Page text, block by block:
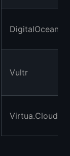
DigitalOcean
Vultr
Virtua.Cloud